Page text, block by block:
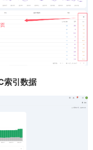
索引数据